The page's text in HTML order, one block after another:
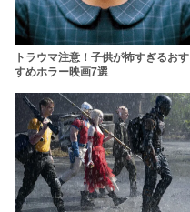
トラウマ注意！子供が怖すぎるおす
すめホラー映画7選